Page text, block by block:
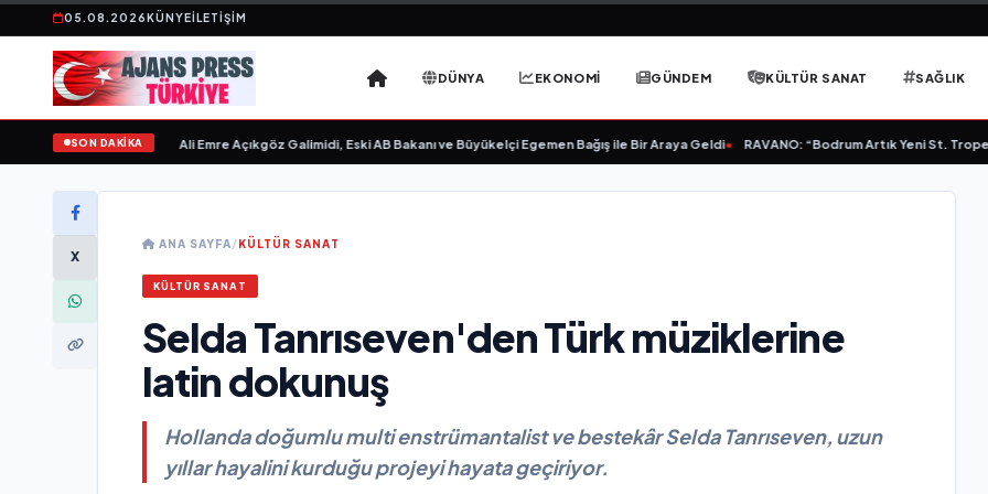
05.08.2026KÜNYEİLETIŞIM
DÜNYA EKONOMİ GÜNDEM KÜLTÜR SANAT SAĞLIK
SON DAKİKA
“ yayımlandı• Ali Emre Açıkgöz Galimidi, Eski AB Bakanı ve Büyükelçi Egemen Bağış ile Bir Araya Geldi• RAVANO: “Bodrum Artık Yeni St. Tropez
X
ANA SAYFA/KÜLTÜR SANAT
KÜLTÜR SANAT
Selda Tanrıseven'den Türk müziklerine
latin dokunuş
Hollanda doğumlu multi enstrümantalist ve bestekâr Selda Tanrıseven, uzun
yıllar hayalini kurduğu projeyi hayata geçiriyor.